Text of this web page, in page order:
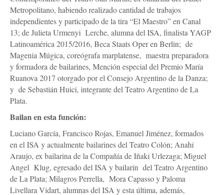
Metropolitano, habiendo realizado cantidad de trabajos
independientes y participado de la tira “El Maestro” en Canal
13; de Julieta Urmenyi Lerche, alumna del ISA, finalista YAGP
Latinoamérica 2015/2016, Beca Staats Oper en Berlin; de
Magenia Múgica, coreógrafa marplatense, maestra preparadora
y formadora de bailarines, Mención especial del Premio María
Ruanova 2017 otorgado por el Consejo Argentino de la Danza;
y de Sebastián Huici, integrante del Teatro Argentino de La
Plata.
Bailan en esta función:
Luciano García, Francisco Rojas, Emanuel Jiménez, formados
en el ISA y actualmente bailarines del Teatro Colón; Anahí
Araujo, ex bailarina de la Compañía de Iñaki Urlezaga; Miguel
Angel Klug, egresado del ISA y bailarín del Teatro Argentino
de La Plata; Milagros Perrella, Mora Capasso y Paloma
Livellara Vidart, alumnas del ISA y esta última, además,